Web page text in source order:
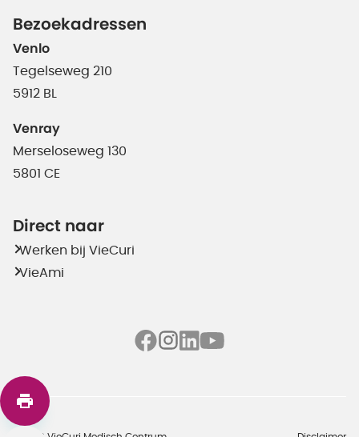
Bezoekadressen
Venlo
Tegelseweg 210
5912 BL
Venray
Merseloseweg 130
5801 CE
Direct naar
Werken bij VieCuri
VieAmi